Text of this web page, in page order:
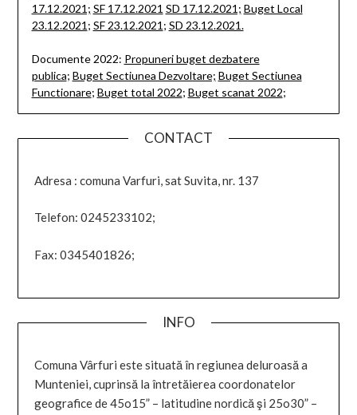
17.12.2021; SF 17.12.2021 SD 17.12.2021; Buget Local
23.12.2021 ; SF 23.12.2021 ; SD 23.12.2021.
Documente 2022: Propuneri buget dezbatere
publica; Buget Sectiunea Dezvoltare; Buget Sectiunea
Functionare; Buget total 2022; Buget scanat 2022;
CONTACT
Adresa : comuna Varfuri, sat Suvita, nr. 137
Telefon: 0245233102;
Fax: 0345401826;
INFO
Comuna Vârfuri este situată în regiunea deluroasă a
Munteniei, cuprinsă la întretăierea coordonatelor
geografice de 45o15” – latitudine nordică şi 25o30” –